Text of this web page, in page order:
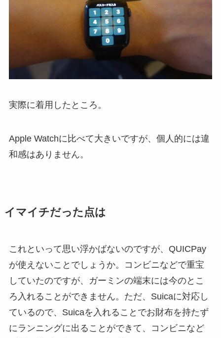
実際に着用したところ。
Apple Watchに比べて大きいですが、個人的には違
和感はありません。
イマイチだった点は
これといって思い浮かばないのですが、QUICPay
が使えないことでしょうか。コンビニなどで重宝
していたのですが、ガーミンの端末には今のとこ
ろ入れることができません。ただ、Suicaに対応し
ているので、Suicaを入れることでお財布を持たず
にランニングに出ることができて、コンビニなど